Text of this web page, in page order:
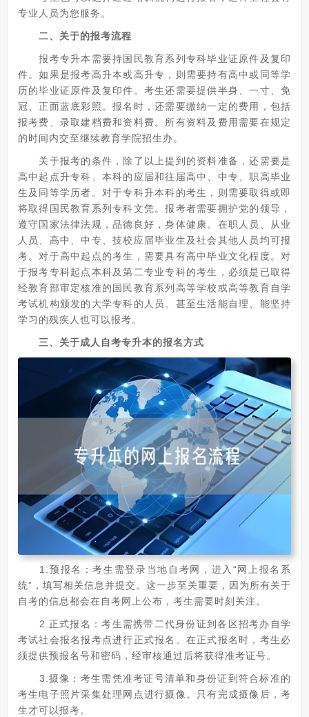
专业人员为您服务。
二、关于的报考流程
报考专升本需要持国民教育系列专科毕业证原件及复印
件。如果是报考高升本或高升专，则需要持有高中或同等学
历的毕业证原件及复印件。考生还需要提供半身、一寸、免
冠、正面蓝底彩照。报名时，还需要缴纳一定的费用，包括
报考费、录取建档费和资料费。所有资料及费用需要在规定
的时间内交至继续教育学院招生办。
关于报考的条件，除了以上提到的资料准备，还需要是
高中起点升专科、本科的应届和往届高中、中专、职高毕业
生及同等学历者。对于专科升本科的考生，则需要取得或即
将取得国民教育系列专科文凭。报考者需要拥护党的领导，
遵守国家法律法规，品德良好，身体健康。在职人员、从业
人员、高中、中专、技校应届毕业生及社会其他人员均可报
考。对于高中起点的考生，需要具有高中毕业文化程度。对
于报考专科起点本科及第二专业专科的考生，必须是已取得
经教育部审定核准的国民教育系列高等学校或高等教育自学
考试机构颁发的大学专科的人员。甚至生活能自理、能坚持
学习的残疾人也可以报考。
三、关于成人自考专升本的报名方式
1.预报名：考生需登录当地自考网，进入“网上报名系
统”，填写相关信息并提交。这一步至关重要，因为所有关于
自考的信息都会在自考网上公布，考生需要时刻关注。
2.正式报名：考生需携带二代身份证到各区招考办自学
考试社会报名报考点进行正式报名。在正式报名时，考生必
须提供预报名号和密码，经审核通过后将获得准考证号。
3.摄像：考生需凭准考证号清单和身份证到符合标准的
考生电子照片采集处理网点进行摄像。只有完成摄像后，考
生才可以报考。